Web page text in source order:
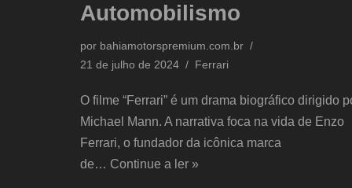
Automobilismo
por bahiamotorspremium.com.br
21 de julho de 2024
Ferrari
O filme “Ferrari” é um drama biográfico dirigido
Michael Mann. A narrativa foca na vida de Enzo
Ferrari, o fundador da icônica marca
de… Continue a ler »